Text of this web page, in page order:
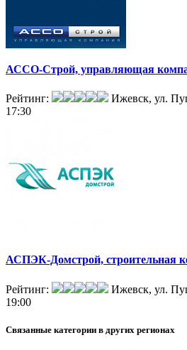
АССО-Строй, управляющая
Рейтинг: Ижевск, ул.
17:30
АСПЭК-Домстрой, строительная
Рейтинг: Ижевск, ул.
19:00
Связанные категории в других регионах